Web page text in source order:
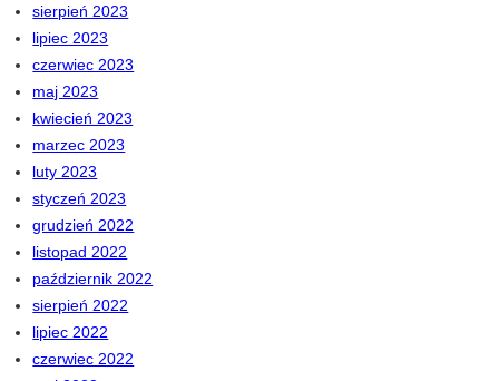
sierpień 2023
lipiec 2023
czerwiec 2023
maj 2023
kwiecień 2023
marzec 2023
luty 2023
styczeń 2023
grudzień 2022
listopad 2022
październik 2022
sierpień 2022
lipiec 2022
czerwiec 2022